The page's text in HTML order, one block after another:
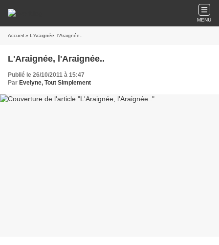
MENU
Accueil » L'Araignée, l'Araignée..
L'Araignée, l'Araignée..
Publié le 26/10/2011 à 15:47
Par Evelyne, Tout Simplement